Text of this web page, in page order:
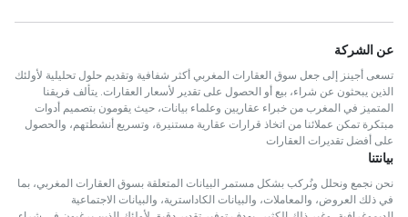
عن الشركة
تسعى أجينز إلى جعل سوق العقارات المغربي أكثر شفافية وتقديم حلول تحليلية لأولئك
الذين يبحثون عن شراء، بيع أو الحصول على تقدير لأسعار العقارات. يتألف فريقنا
المتميز في المغرب من خبراء عقاريين وعلماء بيانات، حيث يقومون بتصميم أدوات
مبتكرة تمكن عملائنا من اتخاذ قرارات عقارية مستنيرة، وتسريع أنشطتهم، والحصول
على أفضل تقديرات العقارات
بيانتنا
نحن نجمع ونحلل ونُركب بشكل مستمر البيانات المتعلقة بسوق العقارات المغربي، بما
في ذلك العروض، والمعاملات، والبيانات الكاداسترية، والبيانات الاجتماعية